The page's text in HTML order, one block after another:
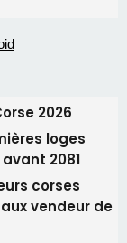
2026
loges
2081
corses
vendeur de